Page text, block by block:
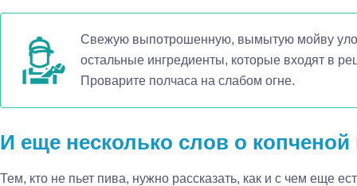
Свежую выпотрошенную, вымытую мойву
остальные ингредиенты, которые входят в
Проварите полчаса на слабом огне.
И еще несколько слов о
Тем, кто не пьет пива, нужно рассказать, как и с чем еще